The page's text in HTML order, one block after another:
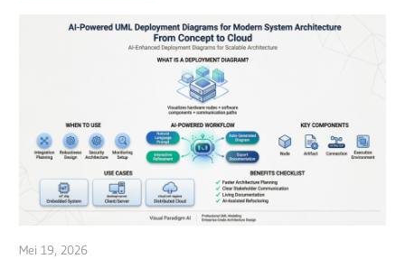
Mei 19, 2026